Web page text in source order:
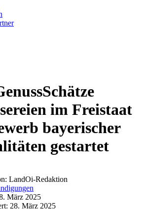
im Freistaat
bayerischer
gestartet
LandOi-Redaktion
März 2025
28. März 2025